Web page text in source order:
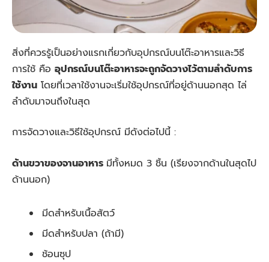
สิ่งที่ควรรู้เป็นอย่างแรกเกี่ยวกับอุปกรณ์บนโต๊ะอาหารและวิธี
การใช้ คือ อุปกรณ์บนโต๊ะอาหารจะถูกจัดวางไว้ตามลำดับการ
ใช้งาน โดยที่เวลาใช้งานจะเริ่มใช้อุปกรณ์ที่อยู่ด้านนอกสุด ไล่
ลำดับมาจนถึงในสุด
การจัดวางและวิธีใช้อุปกรณ์ มีดังต่อไปนี้ :
ด้านขวาของจานอาหาร มีทั้งหมด 3 ชิ้น (เรียงจากด้านในสุดไป
ด้านนอก)
มีดสำหรับเนื้อสัตว์
มีดสำหรับปลา (ถ้ามี)
ช้อนซุป